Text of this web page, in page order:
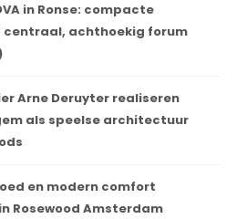
in Ronse: compacte
centraal, achthoekig forum
Arne Deruyter realiseren
als speelse architectuur
en modern comfort
Rosewood Amsterdam